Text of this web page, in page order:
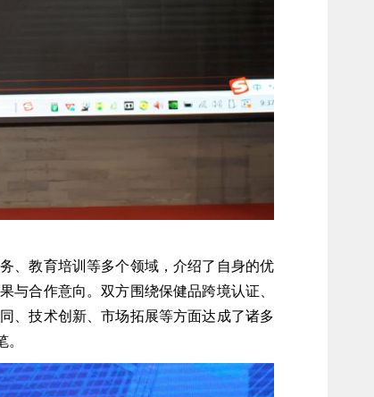
、教育培训等多个领域，介绍了自身的优
与合作意向。双方围绕保健品跨境认证、
、技术创新、市场拓展等方面达成了诸多